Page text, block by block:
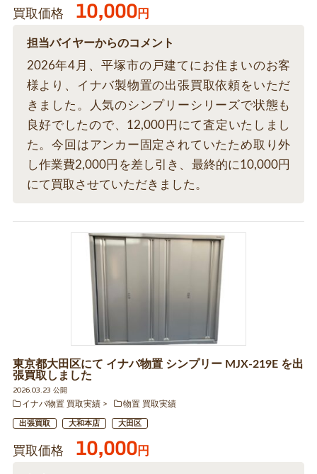
買取価格 10,000円
担当バイヤーからのコメント
2026年4月、平塚市の戸建てにお住まいのお客
様より、イナバ製物置の出張買取依頼をいただ
きました。人気のシンプリーシリーズで状態も
良好でしたので、12,000円にて査定いたしまし
た。今回はアンカー固定されていたため取り外
し作業費2,000円を差し引き、最終的に10,000円
にて買取させていただきました。
東京都大田区にて イナバ物置 シンプリー MJX-219E を出
張買取しました
2026.03.23 公開
イナバ物置 買取実績
物置 買取実績
出張買取 大和本店 大田区
買取価格 10,000円